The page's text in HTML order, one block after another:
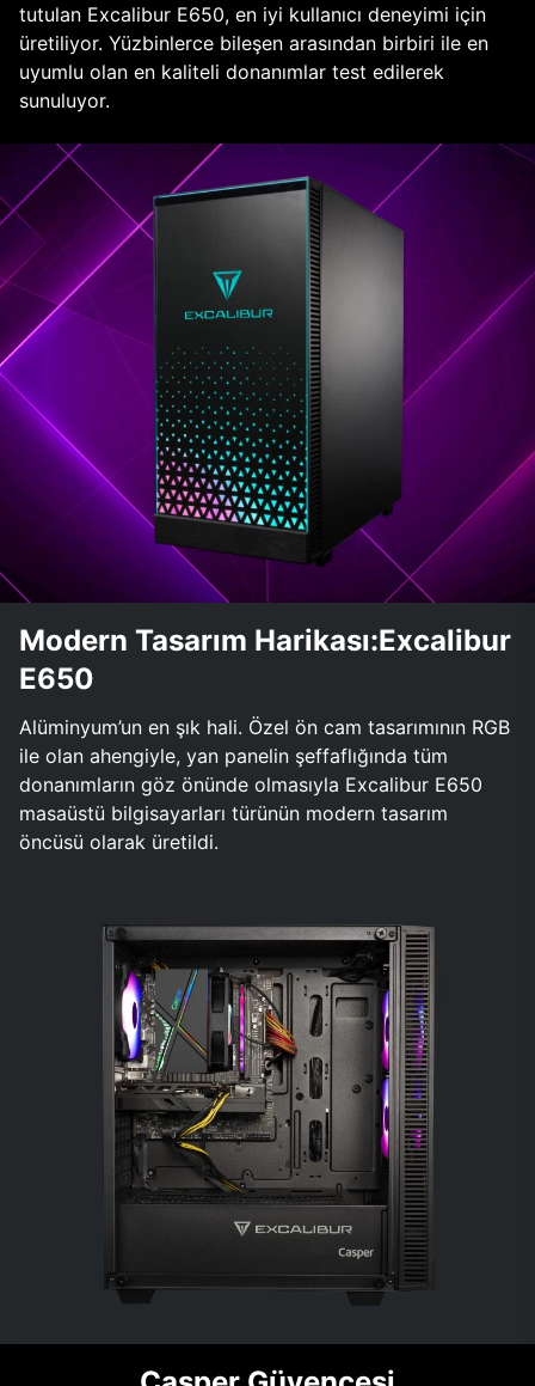
tutulan Excalibur E650, en iyi kullanıcı deneyimi için
üretiliyor. Yüzbinlerce bileşen arasından birbiri ile en
uyumlu olan en kaliteli donanımlar test edilerek
sunuluyor.
Modern Tasarım Harikası:Excalibur
E650
Alüminyum’un en şık hali. Özel ön cam tasarımının RGB
ile olan ahengiyle, yan panelin şeffaflığında tüm
donanımların göz önünde olmasıyla Excalibur E650
masaüstü bilgisayarları türünün modern tasarım
öncüsü olarak üretildi.